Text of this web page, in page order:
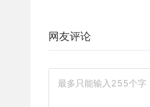
网友评论